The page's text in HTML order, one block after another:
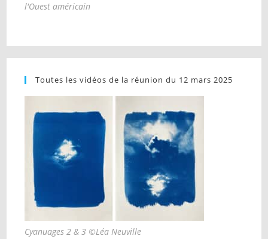
l'Ouest américain
Toutes les vidéos de la réunion du 12 mars 2025
Cyanuages 2 & 3 ©Léa Neuville